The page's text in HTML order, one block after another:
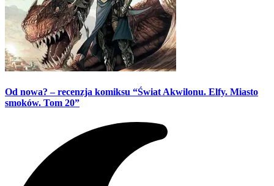
Od nowa? – recenzja komiksu “Świat Akwilonu. Elfy. Miasto
smoków. Tom 20”